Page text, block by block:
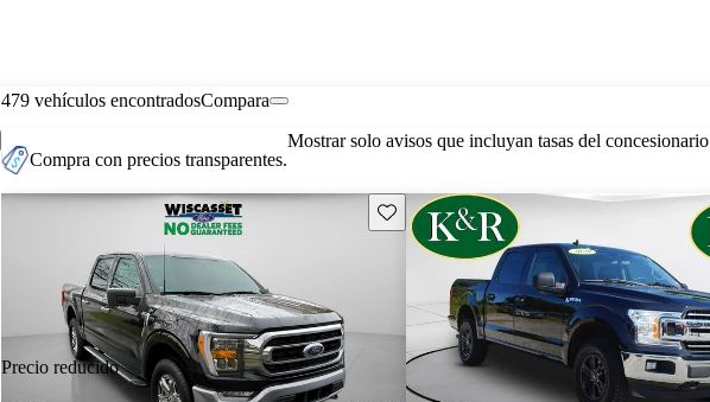
479 vehículos encontradosCompara
Compra con precios transparentes.
Mostrar solo avisos que incluyan tasas del concesionario
Precio reducido
Guarda este Aviso